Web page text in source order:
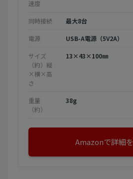
速度
同時接続 最大8台
電源 USB-A電源（5V2A）
サイズ
（約）縦
×横×高
さ
13×43×100㎜
重量
（約）
38g
Amazonで詳細